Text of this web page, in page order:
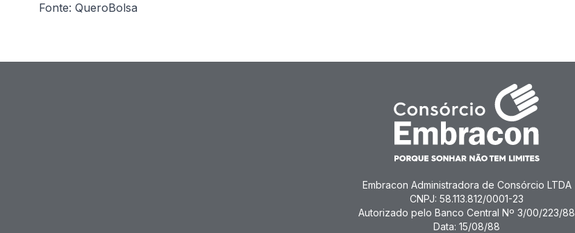
Fonte: QueroBolsa
Embracon Administradora de Consórcio LTDA
CNPJ: 58.113.812/0001-23
Autorizado pelo Banco Central Nº 3/00/223/88
Data: 15/08/88